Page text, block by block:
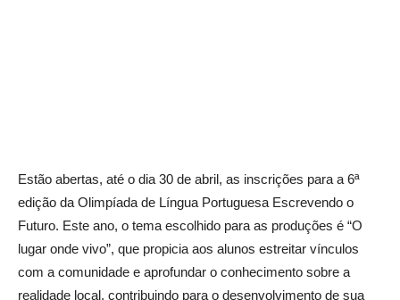
Estão abertas, até o dia 30 de abril, as inscrições para a 6ª
edição da Olimpíada de Língua Portuguesa Escrevendo o
Futuro. Este ano, o tema escolhido para as produções é “O
lugar onde vivo”, que propicia aos alunos estreitar vínculos
com a comunidade e aprofundar o conhecimento sobre a
realidade local, contribuindo para o desenvolvimento de sua